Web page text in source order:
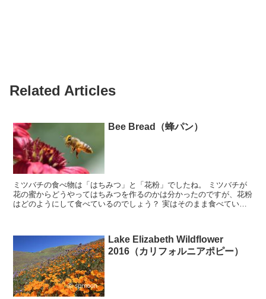
Related Articles
Bee Bread（蜂パン）
ミツバチの食べ物は「はちみつ」と「花粉」でしたね。 ミツバチが
花の蜜からどうやってはちみつを作るのかは分かったのですが、花粉
はどのようにして食べているのでしょう？ 実はそのまま食べている
Lake Elizabeth Wildflower
2016（カリフォルニアポピー）